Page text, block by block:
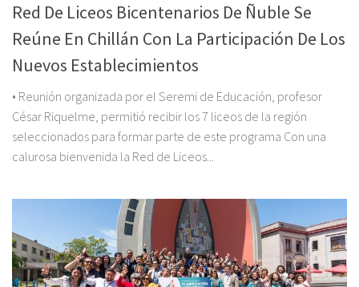
Red De Liceos Bicentenarios De Ñuble Se
Reúne En Chillán Con La Participación De Los
Nuevos Establecimientos
• Reunión organizada por el Seremi de Educación, profesor
César Riquelme, permitió recibir los 7 liceos de la región
seleccionados para formar parte de este programa Con una
calurosa bienvenida la Red de Liceos...